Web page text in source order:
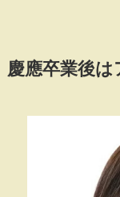
慶應卒業後